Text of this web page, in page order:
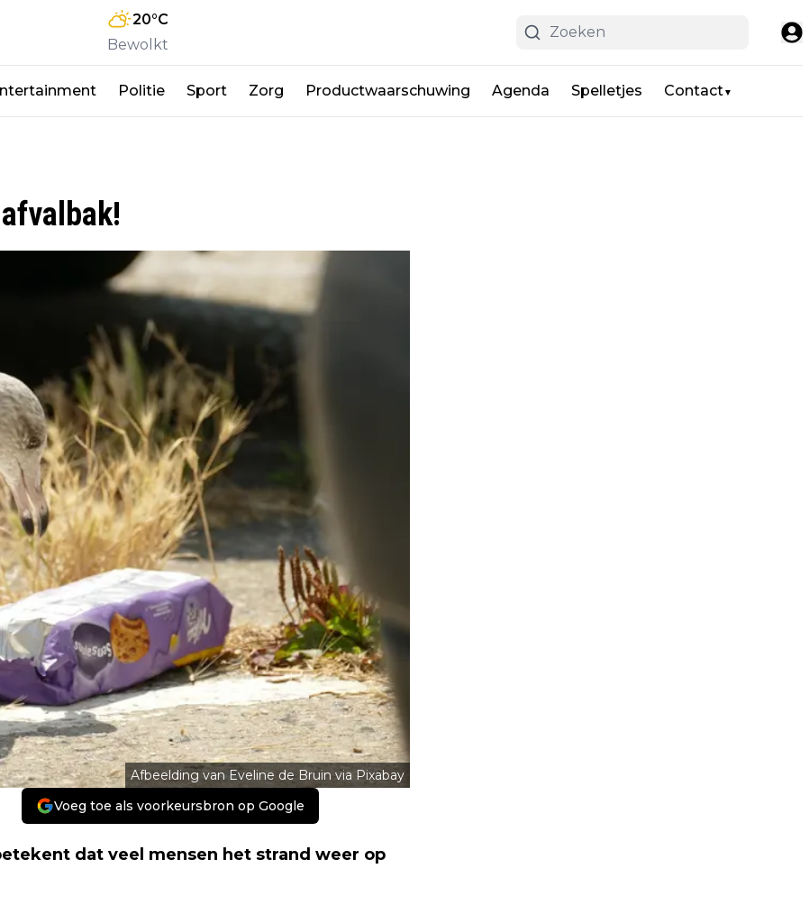
20°C
Bewolkt
Politie Sport Zorg Productwaarschuwing Agenda Spelletjes Contact▼
Afbeelding van Eveline de Bruin via Pixabay
Voeg toe als voorkeursbron op Google
dat veel mensen het strand weer op